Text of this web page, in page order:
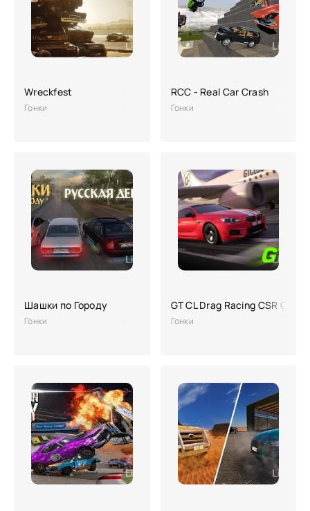
Wreckfest
Гонки
RCC - Real Car Crash
Гонки
Шашки по Городу
Гонки
GT CL Drag Racing CSR Car
Гонки